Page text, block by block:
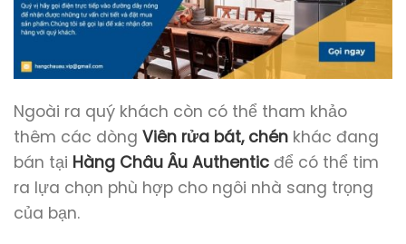
Ngoài ra quý khách còn có thể tham khảo
thêm các dòng Viên rửa bát, chén khác đang
bán tại Hàng Châu Âu Authentic để có thể tim
ra lựa chọn phù hợp cho ngôi nhà sang trọng
của bạn.